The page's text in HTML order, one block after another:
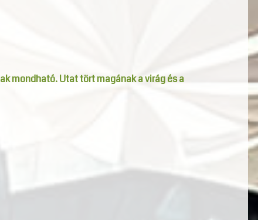
mondható. Utat tört magának a virág és a